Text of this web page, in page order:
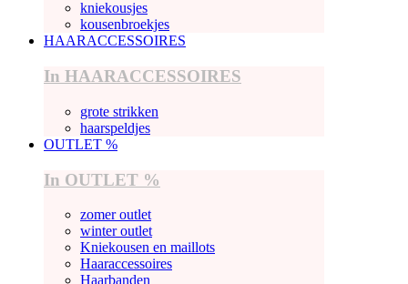
kniekousjes
kousenbroekjes
HAARACCESSOIRES
In HAARACCESSOIRES
grote strikken
haarspeldjes
OUTLET %
In OUTLET %
zomer outlet
winter outlet
Kniekousen en maillots
Haaraccessoires
Haarbanden